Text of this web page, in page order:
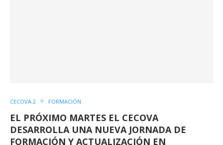
CECOVA 2 FORMACIÓN
EL PRÓXIMO MARTES EL CECOVA
DESARROLLA UNA NUEVA JORNADA DE
FORMACIÓN Y ACTUALIZACIÓN EN